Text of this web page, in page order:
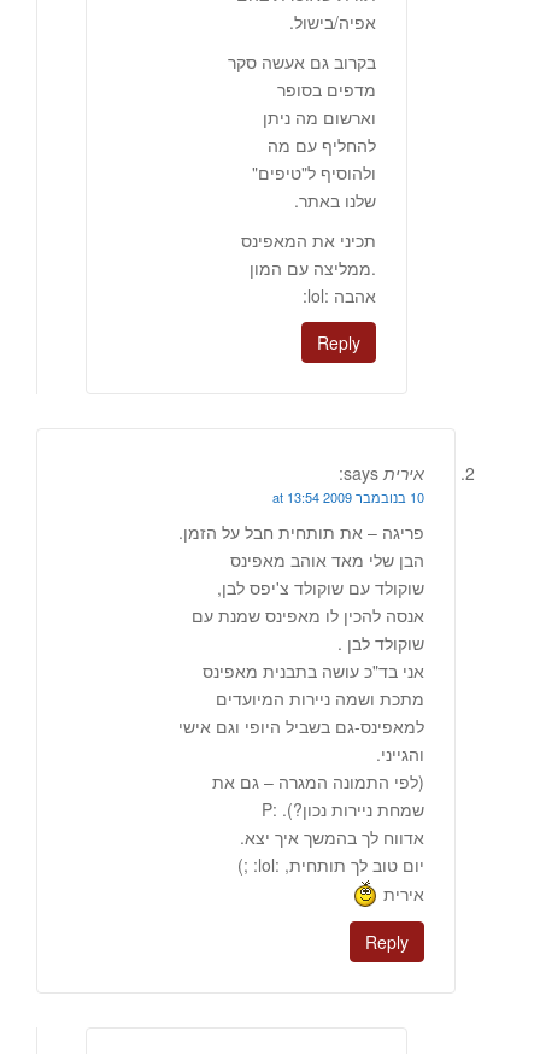
אפיה/בישול.
בקרוב גם אעשה סקר
מדפים בסופר
וארשום מה ניתן
להחליף עם מה
ולהוסיף ל"טיפים"
שלנו באתר.
תכיני את המאפינס
.ממליצה עם המון
אהבה :lol:
Reply
אירית says:
10 בנובמבר 2009 at 13:54
פריגה – את תותחית חבל על הזמן.
הבן שלי מאד אוהב מאפינס
שוקולד עם שוקולד צ'יפס לבן,
אנסה להכין לו מאפינס שמנת עם
שוקולד לבן .
אני בד"כ עושה בתבנית מאפינס
מתכת ושמה ניירות המיועדים
למאפינס-גם בשביל היופי וגם אישי
והגייני.
(לפי התמונה המגרה – גם את
שמחת ניירות נכון?). :P
אדווח לך בהמשך איך יצא.
יום טוב לך תותחית, :lol: ;)
אירית
Reply